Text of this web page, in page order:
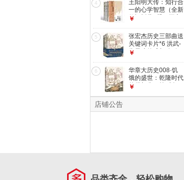
小说
4
王阳明大传：知行合
一的心学智慧（全新
修订版共3册）王守
古代史儒学人生中国
哲学
￥
5
张宏杰历史三部曲送
关键词卡片*6 洪武-
朱元璋的成与败+饥
中国历史研究明清历
史人物华章大历史
￥
6
华章大历史008·饥
饿的盛世：乾隆时代
的得与失（第2版）
￥
店铺公告